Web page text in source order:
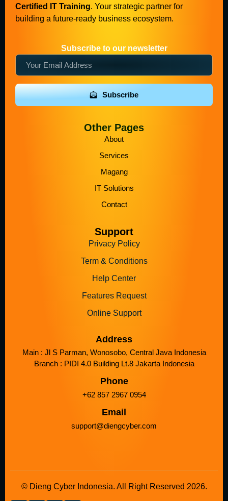
Certified IT Training. Your strategic partner for
building a future-ready business ecosystem.
Subscribe to our newsletter
Subscribe
Other Pages
About
Services
Magang
IT Solutions
Contact
Support
Privacy Policy
Term & Conditions
Help Center
Features Request
Online Support
Address
Main : Jl S Parman, Wonosobo, Central Java Indonesia
Branch : PIDI 4.0 Building Lt.8 Jakarta Indonesia
Phone
+62 857 2967 0954
Email
support@diengcyber.com
© Dieng Cyber Indonesia. All Right Reserved 2026.